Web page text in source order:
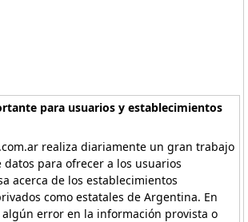
para usuarios y establecimientos
realiza diariamente un gran trabajo
para ofrecer a los usuarios
acerca de los establecimientos
como estatales de Argentina. En
error en la información provista o